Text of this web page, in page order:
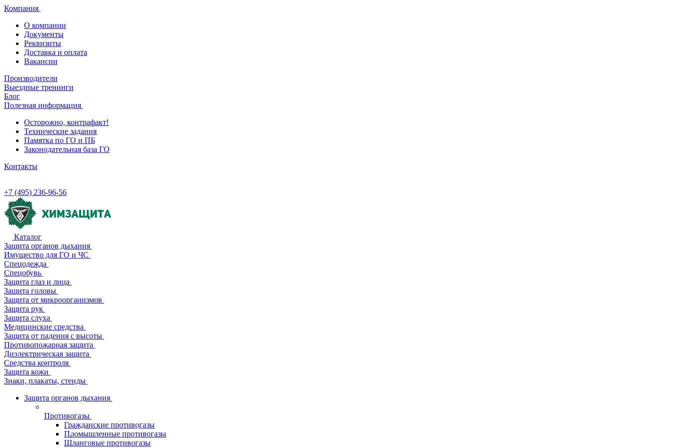
Компания
О компании
Документы
Реквизиты
Доставка и оплата
Вакансии
Производители
Выездные тренинги
Блог
Полезная информация
Осторожно, контрафакт!
Технические задания
Памятка по ГО и ПБ
Законодательная база ГО
Контакты
+7 (495) 236-96-56
Каталог
Защита органов дыхания
Имущество для ГО и ЧС
Спецодежда
Спецобувь
Защита глаз и лица
Защита головы
Защита от микроорганизмов
Защита рук
Защита слуха
Медицинские средства
Защита от падения с высоты
Противопожарная защита
Диэлектрическая защита
Средства контроля
Защита кожи
Знаки, плакаты, стенды
Защита органов дыхания
Противогазы
Гражданские противогазы
Промышленные противогазы
Шланговые противогазы